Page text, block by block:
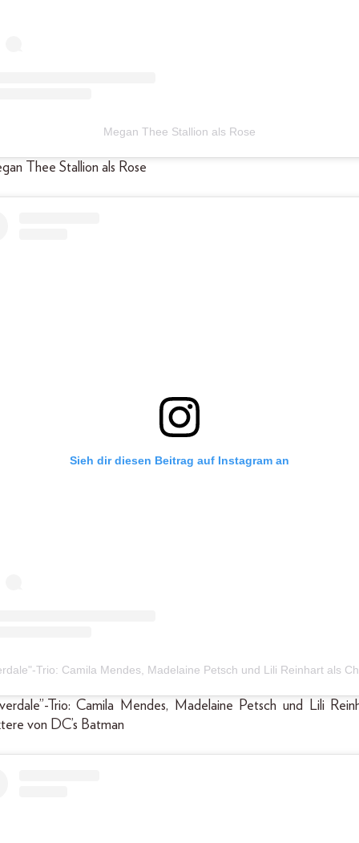
Megan Thee Stallion als Rose
Thee Stallion als Rose
Sieh dir diesen Beitrag auf Instagram an
Trio: Camila Mendes, Madelaine Petsch und Lili
von DC’s Batman